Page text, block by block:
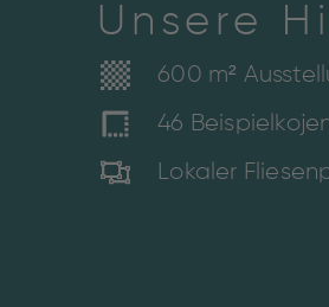
Unsere
600 m²
46
Lokaler